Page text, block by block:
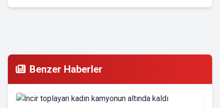
Benzer Haberler